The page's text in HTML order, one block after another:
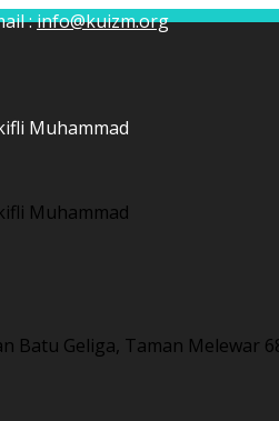
:info@kuizm.org
Muhammad
Muhammad
Batu Geliga, Taman Melewar